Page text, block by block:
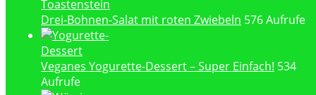
Drei-Bohnen-Salat mit roten Zwiebeln 576 Aufrufe
Veganes Yogurette-Dessert – Super Einfach! 534
Aufrufe